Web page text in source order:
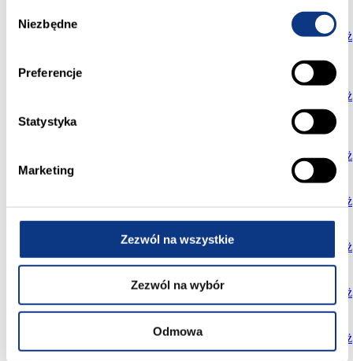
zgody
Niezbędne
Preferencje
Statystyka
Marketing
Zezwól na wszystkie
Zezwól na wybór
Odmowa
458
016,00 Pokaż
968
058,00
130,00
zł
Pokaż
160,00
zł
Pokaż
564
Pokaż
66,07 4 trzecie sprzedane
zł
Pokaż
35,90 2 trzecie
zł
Pokaż
trzecie
zł
Pokaż